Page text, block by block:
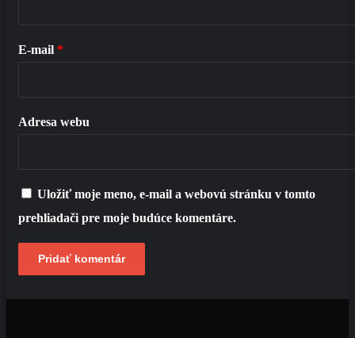
E-mail *
Adresa webu
Uložiť moje meno, e-mail a webovú stránku v tomto
prehliadači pre moje budúce komentáre.